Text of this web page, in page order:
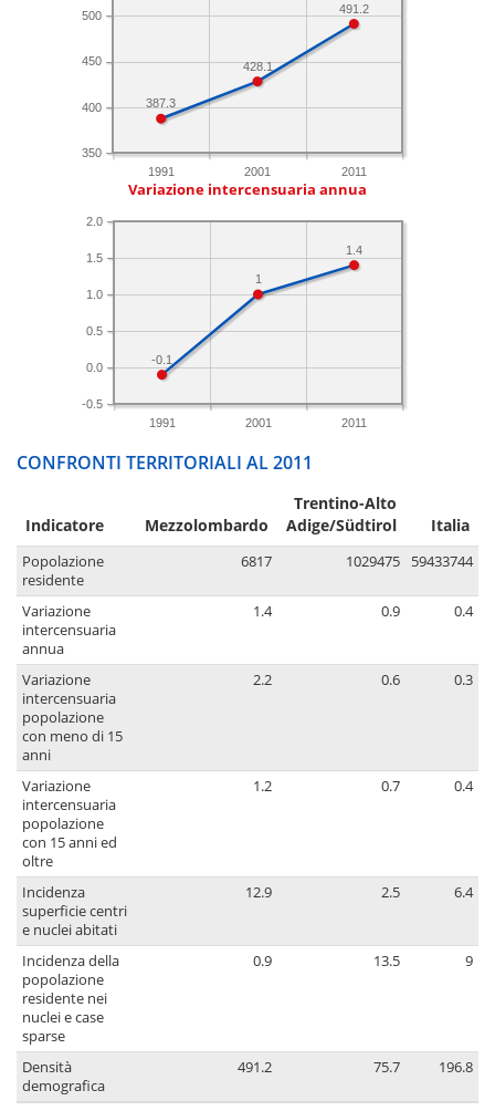
1991 2001 2011
350
400
450
500
491.2
428.1
387.3
Variazione intercensuaria annua
1991 2001 2011
-0.5
0.0
0.5
1.0
1.5
2.0
1.4
1
-0.1
CONFRONTI TERRITORIALI AL 2011
Indicatore Mezzolombardo
Trentino-Alto
Adige/Südtirol
Italia
Popolazione
residente
6817 1029475 59433744
Variazione
intercensuaria
annua
1.4 0.9 0.4
Variazione
intercensuaria
popolazione
con meno di 15
anni
2.2 0.6 0.3
Variazione
intercensuaria
popolazione
con 15 anni ed
oltre
1.2 0.7 0.4
Incidenza
superficie centri
e nuclei abitati
12.9 2.5 6.4
Incidenza della
popolazione
residente nei
nuclei e case
sparse
0.9 13.5 9
Densità
demografica
491.2 75.7 196.8